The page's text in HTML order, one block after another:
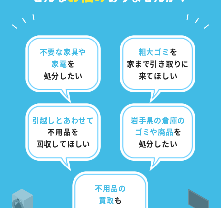
不要な家具や
家電を
処分したい
粗大ゴミを
家まで引き取りに
来てほしい
引越しとあわせて
不用品を
回収してほしい
岩手県の倉庫の
ゴミや廃品を
処分したい
不用品の
買取も